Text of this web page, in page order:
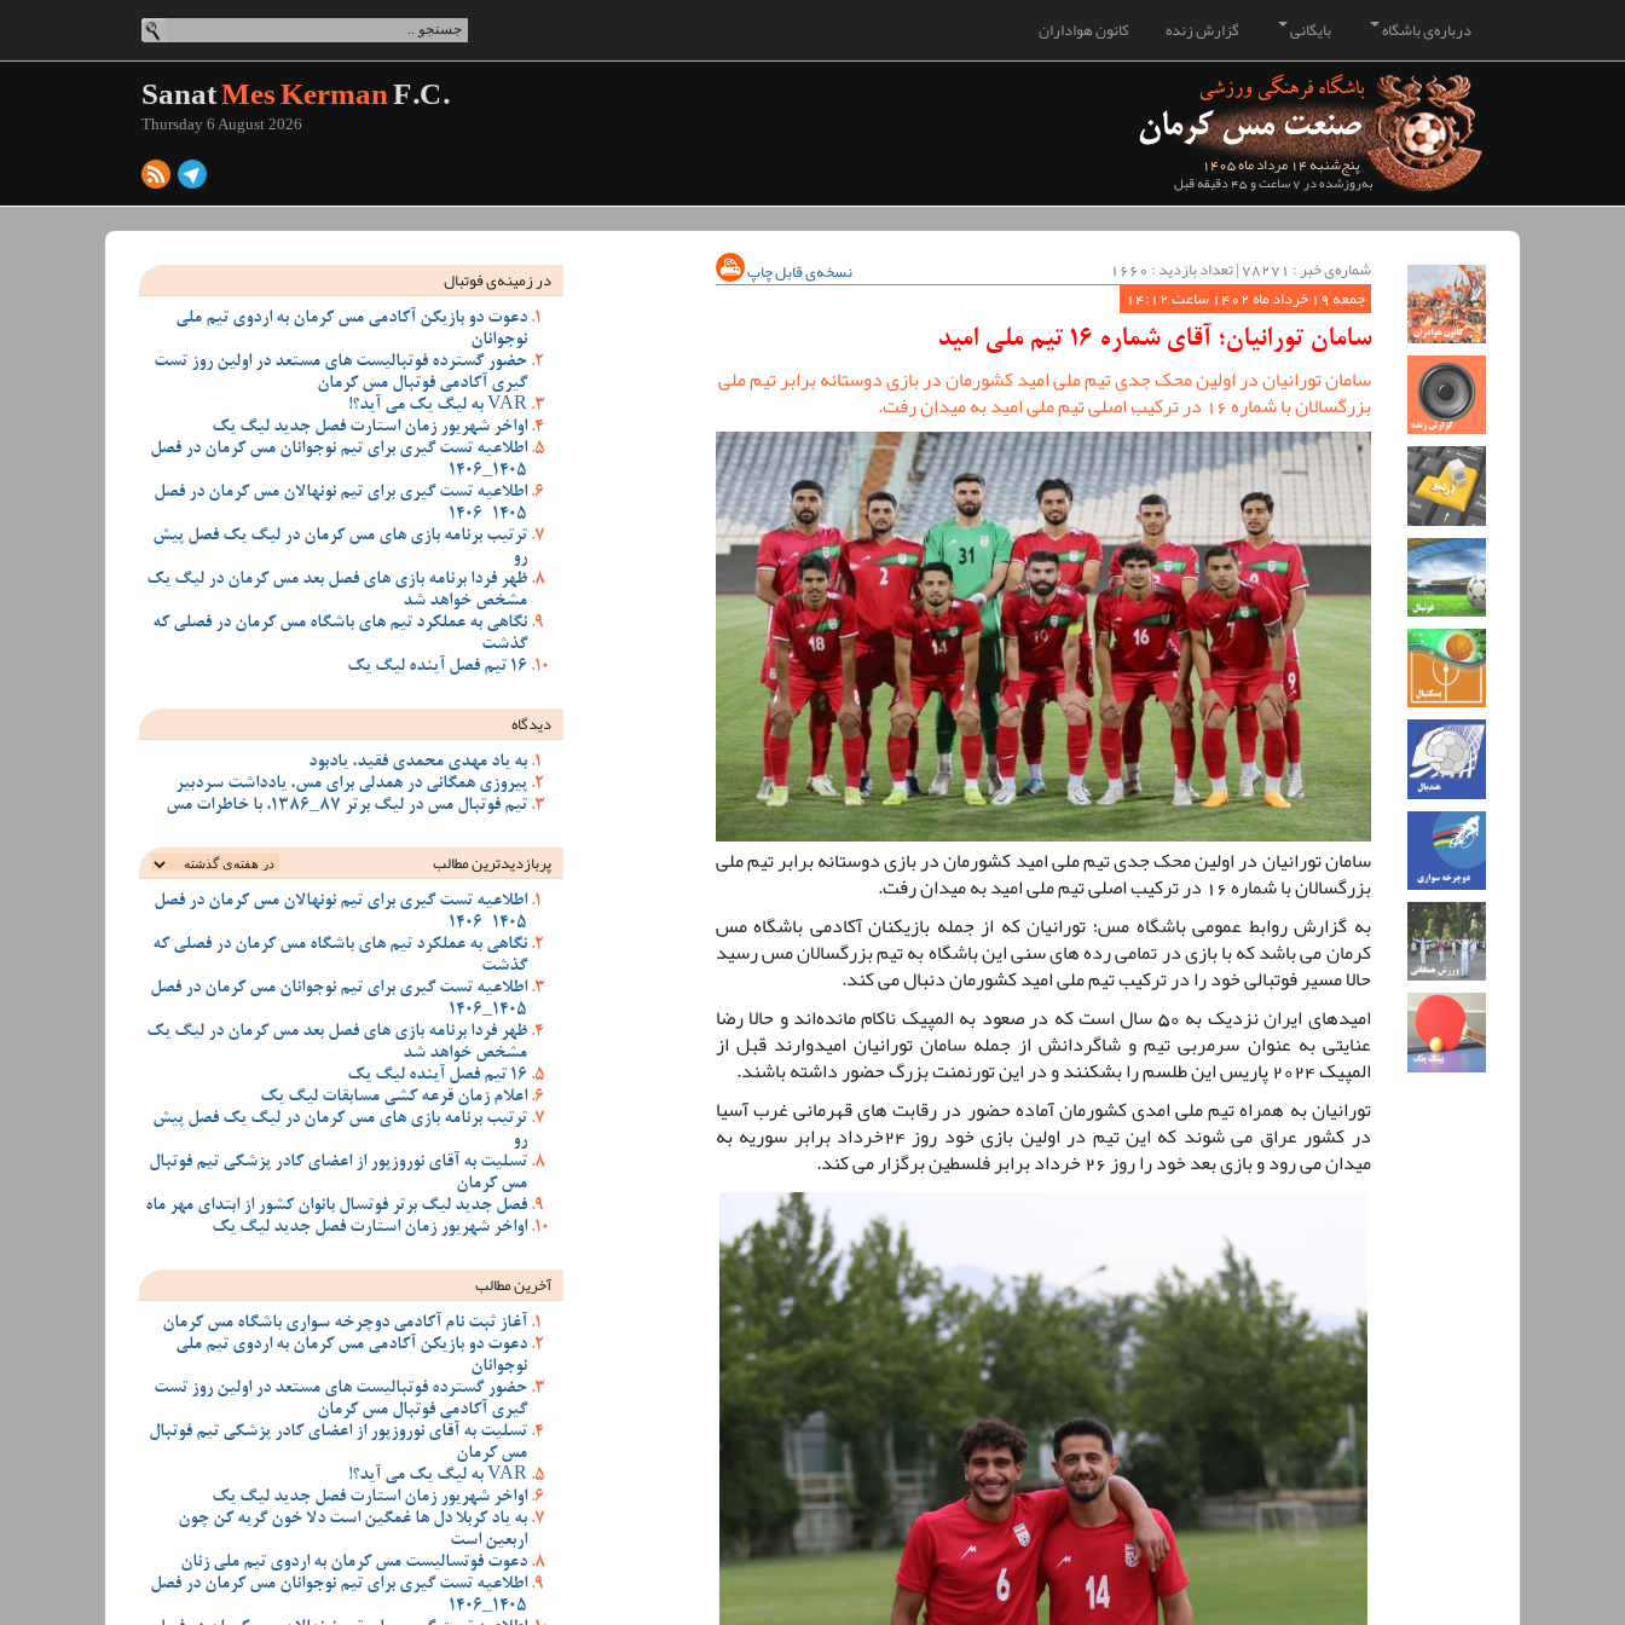
کانون هواداران گزارش زنده بایگانی درباره‌ی باشگاه
پنج‌شنبه 14 مرداد ماه 1405
به‌روزشده در 7 ساعت و 45 دقیقه قبل
SanatMes KermanF.C.
Thursday 6 August 2026
شماره‌ی خبر : ‌78271 | تعداد بازدید : 1660
نسخه‌ی قابل چاپ
جمعه 19 خرداد ماه 1402 ساعت 14:12
سامان تورانیان؛ آقای شماره 16 تیم ملی امید
سامان تورانیان در اولین محک جدی تیم ملی امید کشورمان در بازی دوستانه برابر تیم ملی
بزرگسالان با شماره 16 در ترکیب اصلی تیم ملی امید به میدان رفت.
سامان تورانیان در اولین محک جدی تیم ملی امید کشورمان در بازی دوستانه برابر تیم ملی
بزرگسالان با شماره 16 در ترکیب اصلی تیم ملی امید به میدان رفت.
به گزارش روابط عمومی باشگاه مس؛ تورانیان که از جمله بازیکنان آکادمی باشگاه مس
کرمان می باشد که با بازی در تمامی رده های سنی این باشگاه به تیم بزرگسالان مس رسید
حالا مسیر فوتبالی خود را در ترکیب تیم ملی امید کشورمان دنبال می کند.
امیدهای ایران نزدیک به 50 سال است که در صعود به المپیک ناکام مانده‌اند و حالا رضا
عنایتی به عنوان سرمربی تیم و شاگردانش از جمله سامان تورانیان امیدوارند قبل از
المپیک 2024 پاریس این طلسم را بشکنند و در این تورنمنت بزرگ حضور داشته باشند.
تورانیان به همراه تیم ملی امدی کشورمان آماده حضور در رقابت های قهرمانی غرب آسیا
در کشور عراق می شوند که این تیم در اولین بازی خود روز 24خرداد برابر سوریه به
میدان می رود و بازی بعد خود را روز 26 خرداد برابر فلسطین برگزار می کند.
در زمینه‌ی فوتبال
دعوت دو بازیکن آکادمی مس کرمان به اردوی تیم ملی
نوجوانان
حضور گسترده فوتبالیست های مستعد در اولین روز تست
گیری آکادمی فوتبال مس کرمان
VAR به لیگ یک می آید؟!
اواخر شهریور زمان استارت فصل جدید لیگ یک
اطلاعیه تست گیری برای تیم نوجوانان مس کرمان در فصل
1405_1406
اطلاعیه تست گیری برای تیم نونهالان مس کرمان در فصل
1405-1406
ترتیب برنامه بازی های مس کرمان در لیگ یک فصل پیش
رو
ظهر فردا برنامه بازی های فصل بعد مس کرمان در لیگ یک
مشخص خواهد شد
نگاهی به عملکرد تیم های باشگاه مس کرمان در فصلی که
گذشت
16 تیم فصل آینده لیگ یک
دیدگاه
به یاد مهدی محمدی فقید، یادبود
پیروزی همگانی در همدلی برای مس، یادداشت سردبیر
تیم فوتبال مس در لیگ برتر 87_1386، با خاطرات مس
پربازدیدترین‌ مطالب
اطلاعیه تست گیری برای تیم نونهالان مس کرمان در فصل
1405-1406
نگاهی به عملکرد تیم های باشگاه مس کرمان در فصلی که
گذشت
اطلاعیه تست گیری برای تیم نوجوانان مس کرمان در فصل
1405_1406
ظهر فردا برنامه بازی های فصل بعد مس کرمان در لیگ یک
مشخص خواهد شد
16 تیم فصل آینده لیگ یک
اعلام زمان قرعه کشی مسابقات لیگ یک
ترتیب برنامه بازی های مس کرمان در لیگ یک فصل پیش
رو
تسلیت به آقای نوروزپور از اعضای کادر پزشکی تیم فوتبال
مس کرمان
فصل جدید لیگ برتر فوتسال بانوان کشور از ابتدای مهر ماه
اواخر شهریور زمان استارت فصل جدید لیگ یک
آخرین مطالب
آغاز ثبت نام آکادمی دوچرخه سواری باشگاه مس کرمان
دعوت دو بازیکن آکادمی مس کرمان به اردوی تیم ملی
نوجوانان
حضور گسترده فوتبالیست های مستعد در اولین روز تست
گیری آکادمی فوتبال مس کرمان
تسلیت به آقای نوروزپور از اعضای کادر پزشکی تیم فوتبال
مس کرمان
VAR به لیگ یک می آید؟!
اواخر شهریور زمان استارت فصل جدید لیگ یک
به یاد کربلا دل ها غمگین است دلا خون گریه کن چون
اربعین است
دعوت فوتسالیست مس کرمان به اردوی تیم ملی زنان
اطلاعیه تست گیری برای تیم نوجوانان مس کرمان در فصل
1405_1406